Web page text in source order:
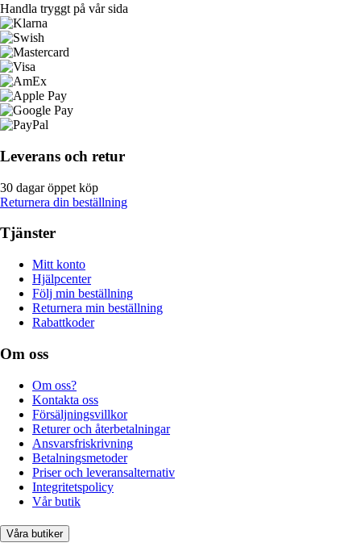
Handla tryggt på vår sida
Leverans och retur
30 dagar öppet köp
Returnera din beställning
Tjänster
Mitt konto
Hjälpcenter
Följ min beställning
Returnera min beställning
Rabattkoder
Om oss
Om oss?
Kontakta oss
Försäljningsvillkor
Returer och återbetalningar
Ansvarsfriskrivning
Betalningsmetoder
Priser och leveransalternativ
Integritetspolicy
Vår butik
Våra butiker